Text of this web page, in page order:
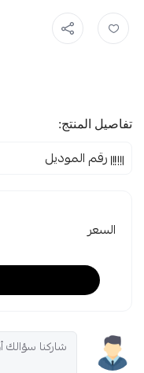
تفاصيل المنتج:
رقم الموديل
السعر